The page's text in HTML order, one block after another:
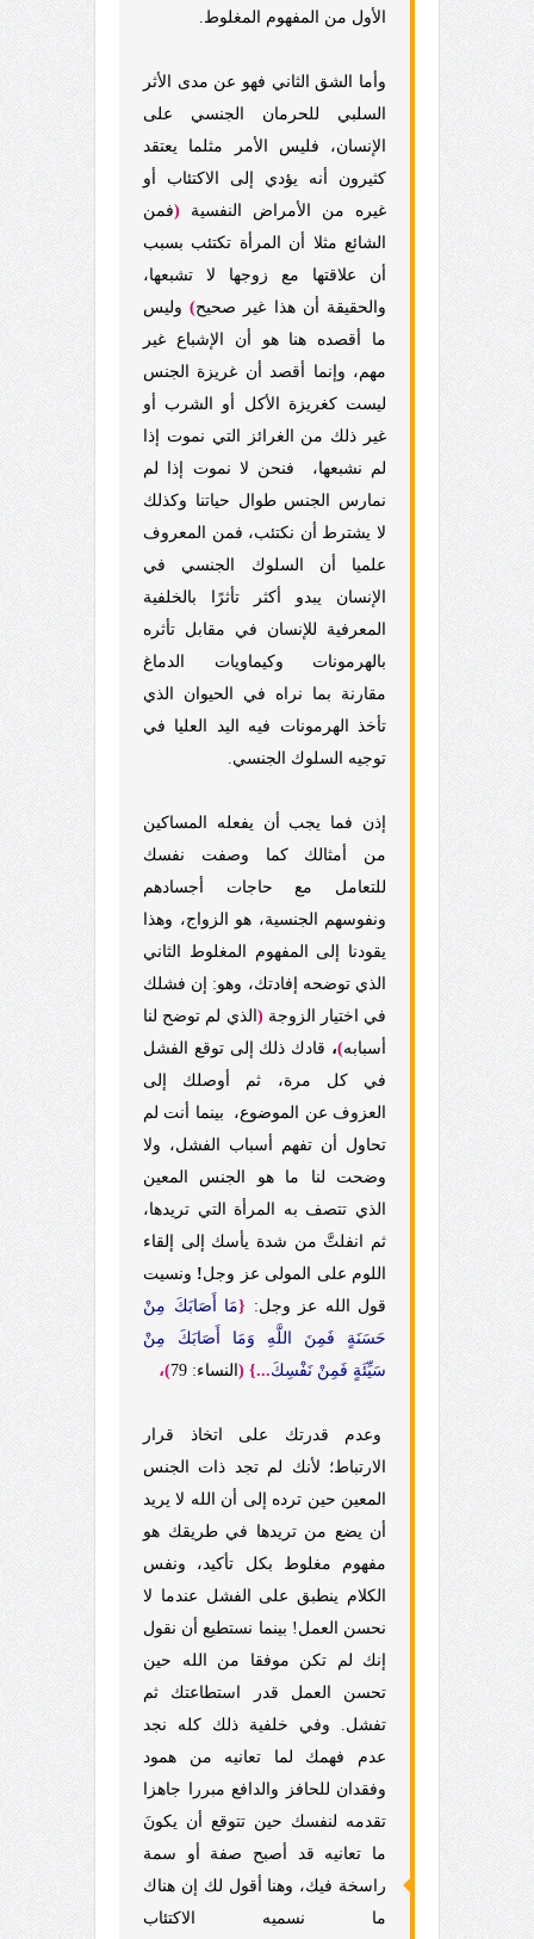
الأول من المفهوم المغلوط.
وأما الشق الثاني فهو عن مدى الأثر
السلبي للحرمان الجنسي على
الإنسان، فليس الأمر مثلما يعتقد
كثيرون أنه يؤدي إلى الاكتئاب أو
غيره من الأمراض النفسية (فمن
الشائع مثلا أن المرأة تكتئب بسبب
أن علاقتها مع زوجها لا تشبعها،
والحقيقة أن هذا غير صحيح) وليس
ما أقصده هنا هو أن الإشباع غير
مهم، وإنما أقصد أن غريزة الجنس
ليست كغريزة الأكل أو الشرب أو
غير ذلك من الغرائز التي نموت إذا
لم نشبعها،
فنحن لا نموت إذا لم
نمارس الجنس طوال حياتنا وكذلك
لا يشترط أن نكتئب، فمن المعروف
علميا أن السلوك الجنسي في
الإنسان يبدو أكثر تأثرًا بالخلفية
المعرفية للإنسان في مقابل تأثره
بالهرمونات وكيماويات الدماغ
مقارنة بما نراه في الحيوان الذي
تأخذ الهرمونات فيه اليد العليا في
توجيه السلوك الجنسي.
إذن فما يجب أن يفعله المساكين
من أمثالك كما وصفت نفسك
للتعامل مع حاجات أجسادهم
ونفوسهم الجنسية، هو الزواج، وهذا
يقودنا إلى المفهوم المغلوط الثاني
الذي توضحه إفادتك، وهو: إن فشلك
في اختيار الزوجة ( الذي لم توضح لنا
أسبابه)، قادك ذلك إلى توقع الفشل
في كل مرة، ثم أوصلك إلى
العزوف عن الموضوع،
بينما أنت لم
تحاول أن تفهم أسباب الفشل، ولا
وضحت لنا ما هو الجنس المعين
الذي تتصف به المرأة التي تريدها،
ثم انفلتَّ من شدة يأسك إلى إلقاء
اللوم على المولى عز وجل! ونسيت
قول الله عز وجل: {مَا أَصَابَكَ مِنْ
حَسَنَةٍ فَمِنَ اللَّهِ وَمَا أَصَابَكَ مِنْ
سَيِّئَةٍ فَمِنْ نَفْسِك...} ( النساء: 79 )،
وعدم قدرتك على اتخاذ قرار
الارتباط؛ لأنك لم تجد ذات الجنس
المعين حين ترده إلى أن الله لا يريد
أن يضع من تريدها في طريقك هو
مفهوم مغلوط بكل تأكيد، ونفس
الكلام ينطبق على الفشل عندما لا
نحسن العمل! بينما نستطيع أن نقول
إنك لم تكن موفقا من الله حين
تحسن العمل قدر استطاعتك ثم
تفشل.
وفي خلفية ذلك كله نجد
عدم فهمك لما تعانيه من همود
وفقدان للحافز والدافع مبررا جاهزا
تقدمه لنفسك حين تتوقع أن يكونَ
ما تعانيه قد أصبح صفة أو سمة
راسخة فيك، وهنا أقول لك إن هناك
ما نسميه الاكتئاب